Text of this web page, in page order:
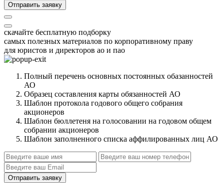
Отправить заявку
скачайте бесплатную подборку
самых полезных материалов по корпоративному праву
для юристов и директоров ао и пао
Полный перечень основных постоянных обазанностей
АО
Образец составления карты обязанностей АО
Шаблон протокола годового общего собрания
акционеров
Шаблон бюллетеня на голосовании на годовом общем
собрании акционеров
Шаблон заполненного списка аффилированных лиц АО
Отправить заявку